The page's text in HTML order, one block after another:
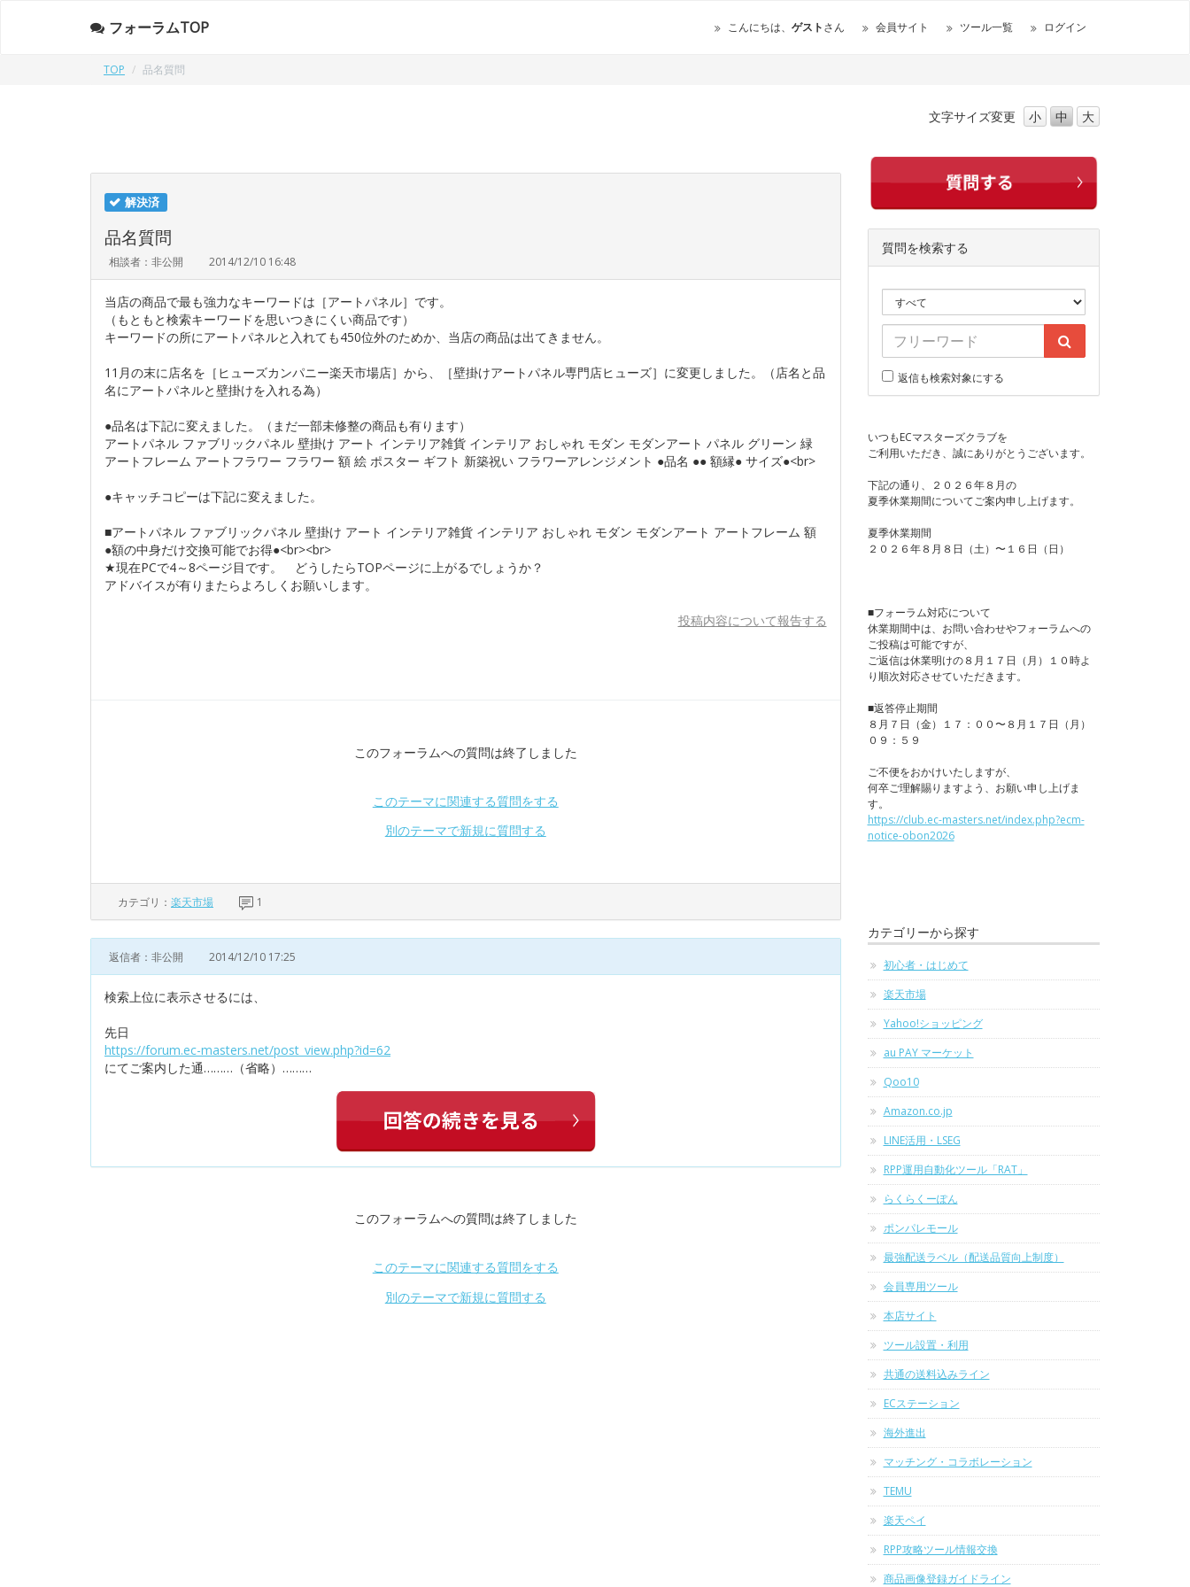
フォーラムTOP こんにちは、 ゲストさん 会員サイト ツール一覧 ログイン
TOP 品名質問
文字サイズ変更 小 中 大
解決済
品名質問
相談者：非公開 2014/12/10 16:48
当店の商品で最も強力なキーワードは［アートパネル］です。
（もともと検索キーワードを思いつきにくい商品です）
キーワードの所にアートパネルと入れても450位外のためか、当店の商品は出てきません。
11月の末に店名を［ヒューズカンパニー楽天市場店］から、［壁掛けアートパネル専門店ヒューズ］に変更しました。（店名と品
名にアートパネルと壁掛けを入れる為）
●品名は下記に変えました。（まだ一部未修整の商品も有ります）
アートパネル ファブリックパネル 壁掛け アート インテリア雑貨 インテリア おしゃれ モダン モダンアート パネル グリーン 緑
アートフレーム アートフラワー フラワー 額 絵 ポスター ギフト 新築祝い フラワーアレンジメント ●品名 ●● 額縁● サイズ●<br>
●キャッチコピーは下記に変えました。
■アートパネル ファブリックパネル 壁掛け アート インテリア雑貨 インテリア おしゃれ モダン モダンアート アートフレーム 額
●額の中身だけ交換可能でお得●<br><br>
★現在PCで4～8ページ目です。 どうしたらTOPページに上がるでしょうか？
アドバイスが有りまたらよろしくお願いします。
投稿内容について報告する
このフォーラムへの質問は終了しました
このテーマに関連する質問をする
別のテーマで新規に質問する
カテゴリ： 楽天市場 1
返信者：非公開 2014/12/10 17:25
検索上位に表示させるには、
先日
https://forum.ec-masters.net/post_view.php?id=62
にてご案内した通………（省略）………
このフォーラムへの質問は終了しました
このテーマに関連する質問をする
別のテーマで新規に質問する
質問を検索する
返信も検索対象にする
いつもECマスターズクラブを
ご利用いただき、誠にありがとうございます。
下記の通り、２０２６年８月の
夏季休業期間についてご案内申し上げます。
夏季休業期間
２０２６年８月８日（土）〜１６日（日）
■フォーラム対応について
休業期間中は、お問い合わせやフォーラムへの
ご投稿は可能ですが、
ご返信は休業明けの８月１７日（月）１０時よ
り順次対応させていただきます。
■返答停止期間
８月７日（金）１７：００〜８月１７日（月）
０９：５９
ご不便をおかけいたしますが、
何卒ご理解賜りますよう、お願い申し上げま
す。
https://club.ec-masters.net/index.php?ecm-
notice-obon2026
カテゴリーから探す
初心者・はじめて
楽天市場
Yahoo!ショッピング
au PAY マーケット
Qoo10
Amazon.co.jp
LINE活用・LSEG
RPP運用自動化ツール「RAT」
らくらくーぽん
ポンパレモール
最強配送ラベル（配送品質向上制度）
会員専用ツール
本店サイト
ツール設置・利用
共通の送料込みライン
ECステーション
海外進出
マッチング・コラボレーション
TEMU
楽天ペイ
RPP攻略ツール情報交換
商品画像登録ガイドライン